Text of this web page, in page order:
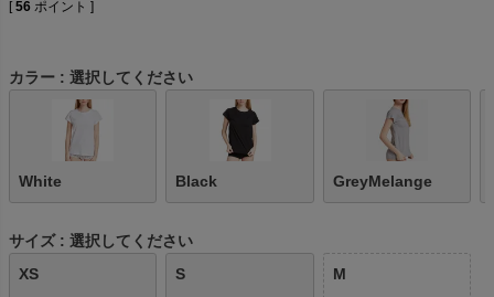
[ 56 ポイント ]
カラー 選択してください
White Black GreyMelange
サイズ
選択してください
XS
S M